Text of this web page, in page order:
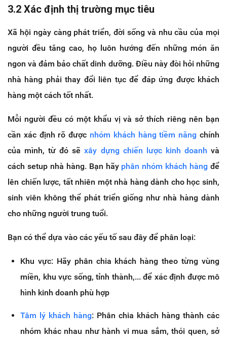
3.2 Xác định thị trường mục tiêu
Xã hội ngày càng phát triển, đời sống và nhu cầu của mọi
người đều tăng cao, họ luôn hướng đến những món ăn
ngon và đảm bảo chất dinh dưỡng. Điều này đòi hỏi những
nhà hàng phải thay đổi liên tục để đáp ứng được khách
hàng một cách tốt nhất.
Mỗi người đều có một khẩu vị và sở thích riêng nên bạn
cần xác định rõ được nhóm khách hàng tiềm năng chính
của mình, từ đó sẽxây dựng chiến lược kinh doanh và
cách setup nhà hàng. Bạn hãy phân nhóm khách hàng để
lên chiến lược, tất nhiên một nhà hàng dành cho học sinh,
sinh viên không thể phát triển giống như nhà hàng dành
cho những người trung tuổi.
Bạn có thể dựa vào các yếu tố sau đây để phân loại:
Khu vực: Hãy phân chia khách hàng theo từng vùng
miền, khu vực sống, tỉnh thành,... để xác định được mô
hình kinh doanh phù hợp
Tâm lý khách hàng: Phân chia khách hàng thành các
nhóm khác nhau như hành vi mua sắm, thói quen, sở